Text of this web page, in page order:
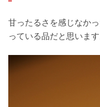
甘ったるさを感じなか
っている品だと思います